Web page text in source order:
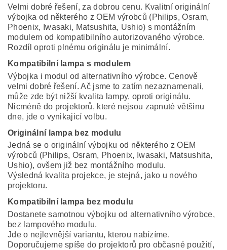
Velmi dobré řešení, za dobrou cenu. Kvalitní originální
výbojka od některého z OEM výrobců (Philips, Osram,
Phoenix, Iwasaki, Matsushita, Ushio) s montážním
modulem od kompatibilního autorizovaného výrobce.
Rozdíl oproti plnému originálu je minimální.
Kompatibilní lampa s modulem
Výbojka i modul od alternativního výrobce. Cenově
velmi dobré řešení. Ač jsme to zatím nezaznamenali,
může zde být nižší kvalita lampy, oproti originálu.
Nicméně do projektorů, které nejsou zapnuté většinu
dne, jde o vynikajicí volbu.
Originální lampa bez modulu
Jedná se o originální výbojku od některého z OEM
výrobců (Philips, Osram, Phoenix, Iwasaki, Matsushita,
Ushio), ovšem již bez montážního modulu.
Výsledná kvalita projekce, je stejná, jako u nového
projektoru.
Kompatibilní lampa bez modulu
Dostanete samotnou výbojku od alternativního výrobce,
bez lampového modulu.
Jde o nejlevnější variantu, kterou nabízíme.
Doporučujeme spíše do projektorů pro občasné použití,